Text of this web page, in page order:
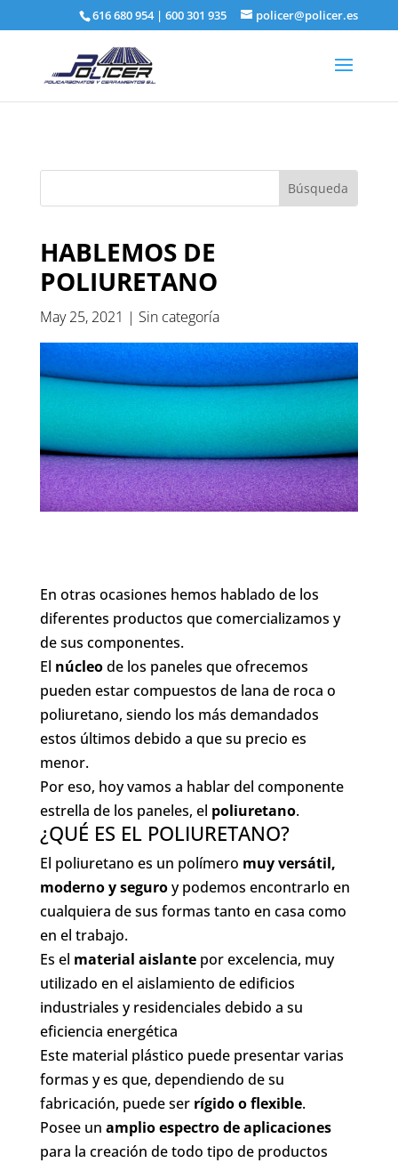
616 680 954|600 301 935 policer@policer.es
HABLEMOS DE
POLIURETANO
May 25, 2021 | Sin categoría
En otras ocasiones hemos hablado de los
diferentes productos que comercializamos y
de sus componentes.
El núcleode los paneles que ofrecemos
pueden estar compuestos de lana de roca o
poliuretano, siendo los más demandados
estos últimos debido a que su precio es
menor.
Por eso, hoy vamos a hablar del componente
estrella de los paneles, el poliuretano.
¿QUÉ ES EL POLIURETANO?
El poliuretano es un polímero muy versátil,
moderno y seguroy podemos encontrarlo en
cualquiera de sus formas tanto en casa como
en el trabajo.
Es el material aislantepor excelencia, muy
utilizado en el aislamiento de edificios
industriales y residenciales debido a su
eficiencia energética
Este material plástico puede presentar varias
formas y es que, dependiendo de su
fabricación, puede ser rígido o flexible.
Posee un amplio espectro de aplicaciones
para la creación de todo tipo de productos